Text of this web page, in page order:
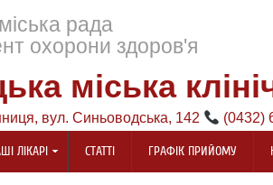
рада
охорони здоров'я
міська
вул. Синьоводська, 142 (0432)
ЛІКАРІ СТАТТІ ГРАФІК ПРИЙОМУ